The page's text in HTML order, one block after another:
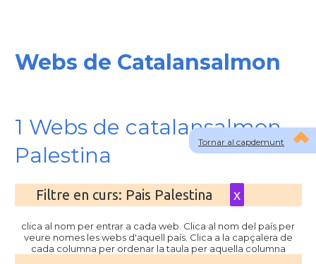
Tornar al capdemunt
Webs de Catalansalmon
1 Webs de catalansalmon
Palestina
Filtre en curs: Pais Palestina x
clica al nom per entrar a cada web. Clica al nom del país per
veure nomes les webs d'aquell país. Clica a la capçalera de
cada columna per ordenar la taula per aquella columna